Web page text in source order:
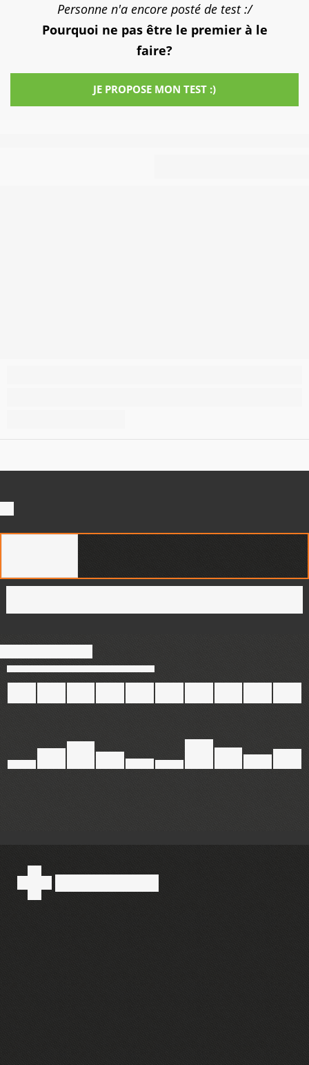
Personne n'a encore posté de test :/
Pourquoi ne pas être le premier à le
faire?
JE PROPOSE MON TEST :)